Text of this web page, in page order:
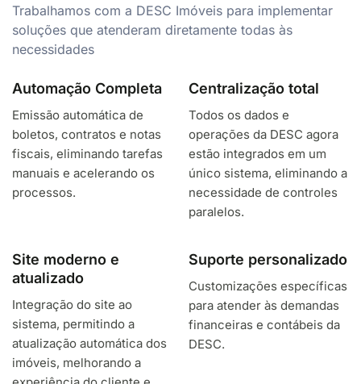
Trabalhamos com a DESC Imóveis para implementar
soluções que atenderam diretamente todas às
necessidades
Automação Completa
Emissão automática de
boletos, contratos e notas
fiscais, eliminando tarefas
manuais e acelerando os
processos.
Centralização total
Todos os dados e
operações da DESC agora
estão integrados em um
único sistema, eliminando a
necessidade de controles
paralelos.
Site moderno e
atualizado
Integração do site ao
sistema, permitindo a
atualização automática dos
imóveis, melhorando a
Suporte personalizado
Customizações específicas
para atender às demandas
financeiras e contábeis da
DESC.